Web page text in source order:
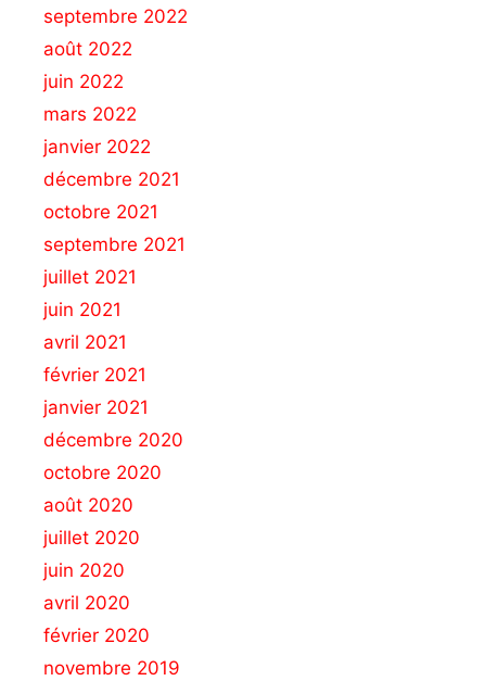
septembre 2022
août 2022
juin 2022
mars 2022
janvier 2022
décembre 2021
octobre 2021
septembre 2021
juillet 2021
juin 2021
avril 2021
février 2021
janvier 2021
décembre 2020
octobre 2020
août 2020
juillet 2020
juin 2020
avril 2020
février 2020
novembre 2019